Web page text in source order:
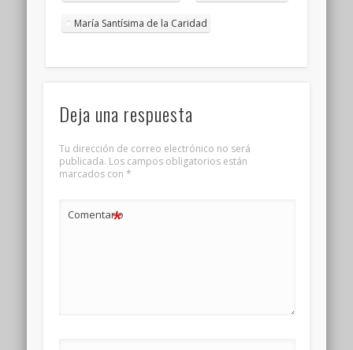
María Santísima de la Caridad
Deja una respuesta
Tu dirección de correo electrónico no será
publicada. Los campos obligatorios están
marcados con *
Comentario
*